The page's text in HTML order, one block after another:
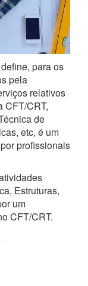
para os
pela
relativos
CFT/CRT,
de
etc, é um
profissionais
Estruturas,
um
CFT/CRT.